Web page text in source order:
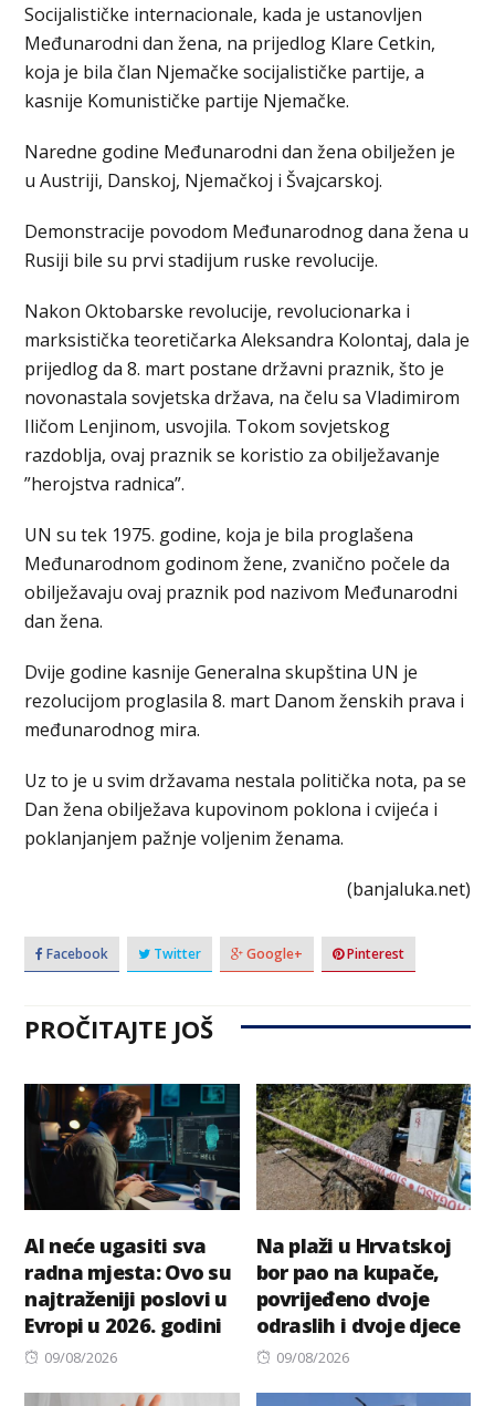
Socijalističke internacionale, kada je ustanovljen
Međunarodni dan žena, na prijedlog Klare Cetkin,
koja je bila član Njemačke socijalističke partije, a
kasnije Komunističke partije Njemačke.
Naredne godine Međunarodni dan žena obilježen je
u Austriji, Danskoj, Njemačkoj i Švajcarskoj.
Demonstracije povodom Međunarodnog dana žena u
Rusiji bile su prvi stadijum ruske revolucije.
Nakon Oktobarske revolucije, revolucionarka i
marksistička teoretičarka Aleksandra Kolontaj, dala je
prijedlog da 8. mart postane državni praznik, što je
novonastala sovjetska država, na čelu sa Vladimirom
Iličom Lenjinom, usvojila. Tokom sovjetskog
razdoblja, ovaj praznik se koristio za obilježavanje
”herojstva radnica”.
UN su tek 1975. godine, koja je bila proglašena
Međunarodnom godinom žene, zvanično počele da
obilježavaju ovaj praznik pod nazivom Međunarodni
dan žena.
Dvije godine kasnije Generalna skupština UN je
rezolucijom proglasila 8. mart Danom ženskih prava i
međunarodnog mira.
Uz to je u svim državama nestala politička nota, pa se
Dan žena obilježava kupovinom poklona i cvijeća i
poklanjanjem pažnje voljenim ženama.
(banjaluka.net)
Facebook Twitter Google+ Pinterest
PROČITAJTE JOŠ
AI neće ugasiti sva
radna mjesta: Ovo su
najtraženiji poslovi u
Evropi u 2026. godini
Posted
09/08/2026
Na plaži u Hrvatskoj
bor pao na kupače,
povrijeđeno dvoje
odraslih i dvoje djece
Posted
09/08/2026